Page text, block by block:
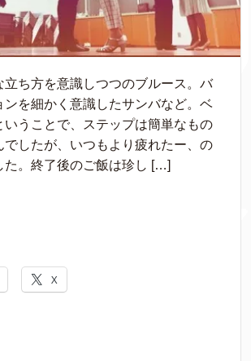
立ち方を意識しつつのブルース。バ
ンを細かく意識したサンバなど。ベ
いうことで、ステップは簡単なもの
でしたが、いつもより疲れたー、の
た。終了後のご飯は珍し […]
X